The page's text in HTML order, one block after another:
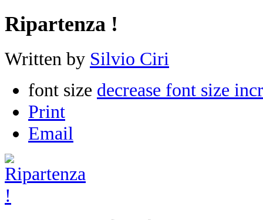
Ripartenza !
Written by Silvio Ciri
font size decrease font size
Print
Email